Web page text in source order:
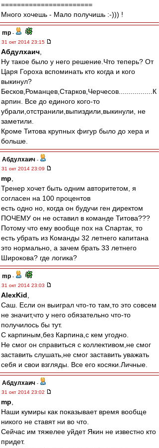
=======================
Много хочешь - Мало получишь :-))) !
mp -
31 окт 2014 23:15
Абдулхаич
Ну такое было у него решение.Что теперь? От
Царя Гороха вспоминать кто когда и кого
выкинул?
Бесков,Романцев,Старков,Черчесов.................К
арпин. Все до единого кого-то
убрали,отстранили,выпиздили,выкинули, не
заметили.
Кроме Титова крупных фигур было до хера и
больше.
Абдулхаич -
31 окт 2014 23:09
mp
Тренер хочет быть одним авторитетом, я
согласен на 100 процентов
есть одно но, когда он будучи ген директом
ПОЧЕМУ он не оставил в команде Титова???
Потому что ему вообще пох на Спартак, то
есть убрать из Команды 32 летнего капитана
это нормально, а зачем брать 33 летнего
Широкова? где логика?
mp -
31 окт 2014 23:03
AlexKid
Саш. Если он выиграл что-то там,то это совсем
не значит,что у него обязательно что-то
получилось бы тут.
С карпиным,без Карпина,с кем угодно.
Не смог он справиться с коллективом,не смог
заставить слушать,не смог заставить уважать
себя и свои взгляды. Все его косяки.Личные.
Абдулхаич -
31 окт 2014 23:02
mp
Наши кумиры как показывает время вообще
никого не ставят ни во что.
Сейчас им тяжелее уйдет Якин не известно кто
придет.